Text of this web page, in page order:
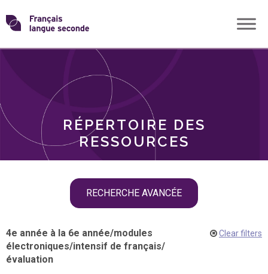
Skip
toTransformons
langue
RÉPERTOIRE DES
RESSOURCES
RECHERCHE AVANCÉE
THÈMES
4e année à la 6e année/modules
électroniques/intensif de français/
évaluation
Clear filters